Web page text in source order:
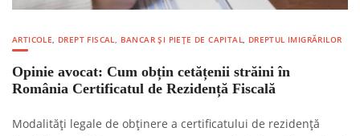
ARTICOLE, DREPT FISCAL, BANCAR ȘI PIEȚE DE CAPITAL, DREPTUL IMIGRĂRILOR
Opinie avocat: Cum obțin cetățenii străini în
România Certificatul de Rezidență Fiscală
Modalități legale de obținere a certificatului de rezidență